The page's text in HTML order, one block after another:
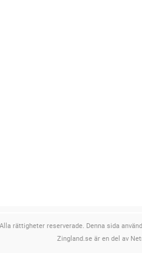
rättigheter reserverade. Denna sida
Zingland.se är en del av